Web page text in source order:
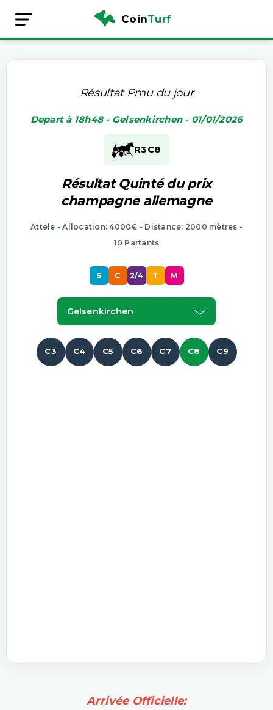
CoinTurf
Résultat Pmu du jour
Depart à 18h48 - Gelsenkirchen - 01/01/2026
R3C8
Résultat Quinté du prix
champagne allemagne
Attele - Allocation: 4000€ - Distance: 2000 mètres -
10 Partants
S C 2/4 T M
Gelsenkirchen
C3 C4 C5 C6 C7 C8 C9
Arrivée Officielle: